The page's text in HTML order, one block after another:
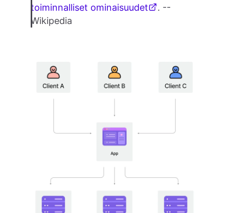
toiminnalliset ominaisuudet
. --
Wikipedia